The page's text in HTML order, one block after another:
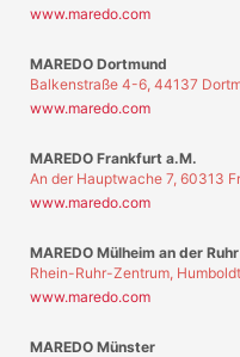
www.maredo.com
MAREDO Dortmund
Balkenstraße 4-6, 44137
www.maredo.com
MAREDO Frankfurt a.M.
An der Hauptwache 7, 60313
www.maredo.com
MAREDO Mülheim an der Ruhr
Rhein-Ruhr-Zentrum,
www.maredo.com
MAREDO Münster